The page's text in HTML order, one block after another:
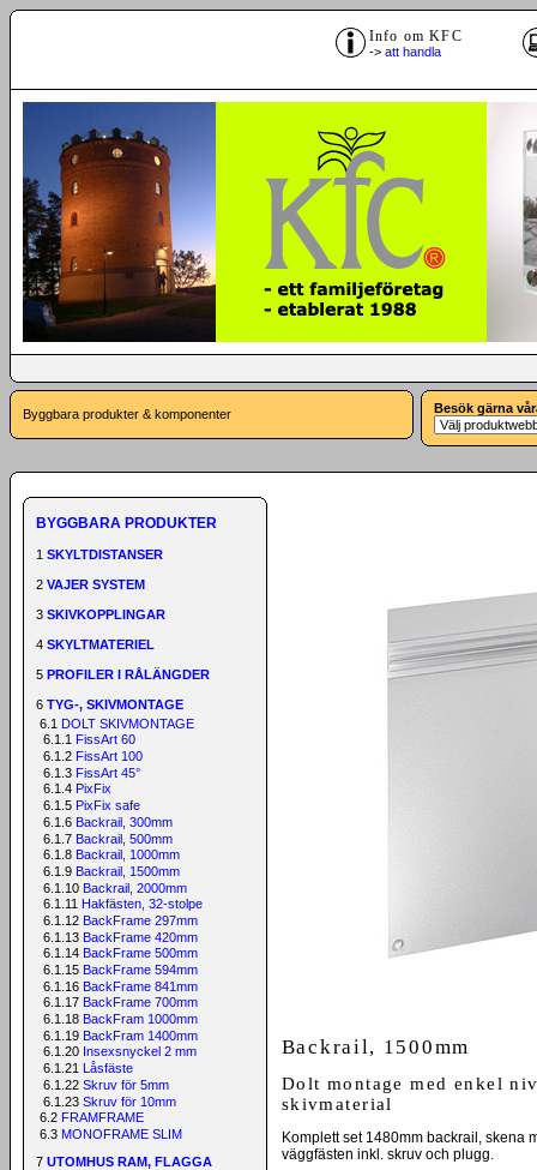
Info om KFC
-> att handla
Byggbara produkter & komponenter Besök gärna
BYGGBARA PRODUKTER
1 SKYLTDISTANSER
2 VAJER SYSTEM
3 SKIVKOPPLINGAR
4 SKYLTMATERIEL
5 PROFILER I RÅLÄNGDER
6 TYG-, SKIVMONTAGE
6.1 DOLT SKIVMONTAGE
6.1.1
FissArt 60
6.1.2 FissArt 100
6.1.3 FissArt 45°
6.1.4 PixFix
6.1.5 PixFix safe
6.1.6 Backrail, 300mm
6.1.7 Backrail, 500mm
6.1.8 Backrail, 1000mm
6.1.9 Backrail, 1500mm
6.1.10 Backrail, 2000mm
6.1.11
Hakfästen, 32-stolpe
6.1.12 BackFrame 297mm
6.1.13 BackFrame 420mm
6.1.14 BackFrame 500mm
6.1.15 BackFrame 594mm
6.1.16 BackFrame 841mm
6.1.17 BackFrame 700mm
6.1.18 BackFram 1000mm
6.1.19 BackFram 1400mm
6.1.20 Insexsnyckel 2 mm
6.1.21 Låsfäste
6.1.22 Skruv för 5mm
6.1.23 Skruv för 10mm
6.2 FRAMFRAME
6.3 MONOFRAME SLIM
7 UTOMHUS RAM, FLAGGA
Backrail, 1500mm
Dolt montage med enkel
skivmaterial
Komplett set 1480mm backrail, skena
väggfästen inkl. skruv och plugg.